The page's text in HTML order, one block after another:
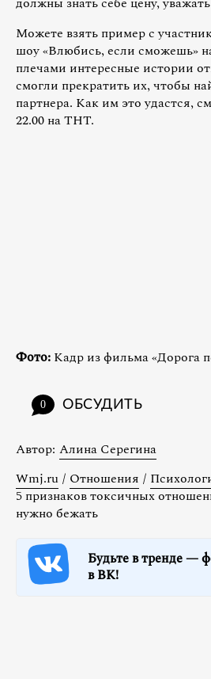
Можете взять пример с
шоу «Влюбись, если сможешь»
плечами интересные истории
смогли прекратить их, чтобы
партнера. Как им это удастся,
22.00 на ТНТ.
Фото: Кадр из фильма «Дорога
0 ОБСУДИТЬ
Автор: Алина Серегина
Wmj.ru / Отношения /
5 признаков токсичных
нужно бежать
Будьте в тренде —
в ВК!